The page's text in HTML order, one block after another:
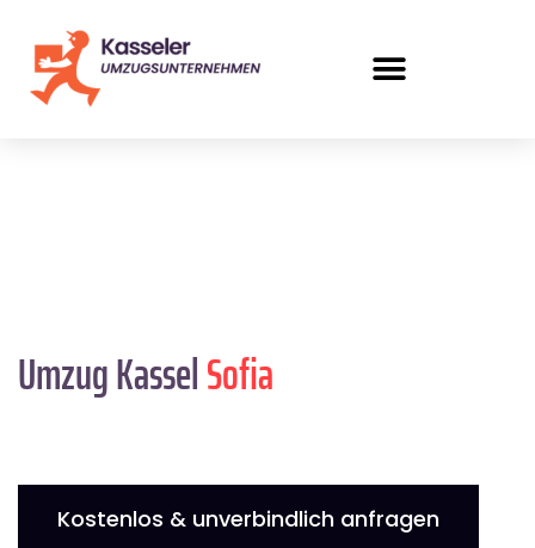
Umzug KasselSofia
Kostenlos & unverbindlich anfragen